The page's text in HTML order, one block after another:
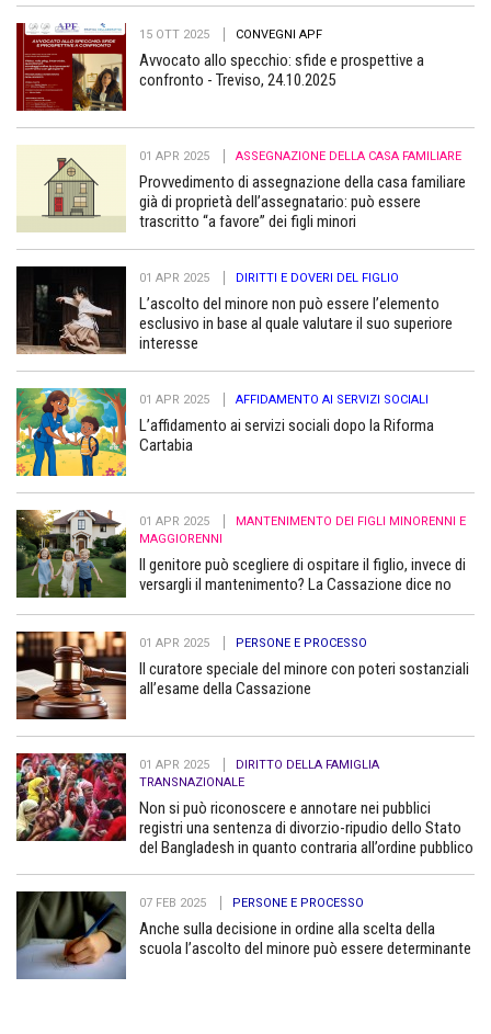
15 OTT 2025 CONVEGNI APF
Avvocato allo specchio: sfide e prospettive a
confronto - Treviso, 24.10.2025
01 APR 2025 ASSEGNAZIONE DELLA CASA FAMILIARE
Provvedimento di assegnazione della casa familiare
già di proprietà dell’assegnatario: può essere
trascritto “a favore” dei figli minori
01 APR 2025 DIRITTI E DOVERI DEL FIGLIO
L’ascolto del minore non può essere l’elemento
esclusivo in base al quale valutare il suo superiore
interesse
01 APR 2025 AFFIDAMENTO AI SERVIZI SOCIALI
L’affidamento ai servizi sociali dopo la Riforma
Cartabia
01 APR 2025
MANTENIMENTO DEI FIGLI MINORENNI E
MAGGIORENNI
Il genitore può scegliere di ospitare il figlio, invece di
versargli il mantenimento? La Cassazione dice no
01 APR 2025 PERSONE E PROCESSO
Il curatore speciale del minore con poteri sostanziali
all’esame della Cassazione
01 APR 2025
DIRITTO DELLA FAMIGLIA
TRANSNAZIONALE
Non si può riconoscere e annotare nei pubblici
registri una sentenza di divorzio-ripudio dello Stato
del Bangladesh in quanto contraria all’ordine pubblico
07 FEB 2025 PERSONE E PROCESSO
Anche sulla decisione in ordine alla scelta della
scuola l’ascolto del minore può essere determinante